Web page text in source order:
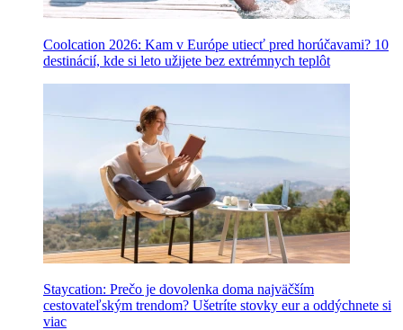
Coolcation 2026: Kam v Európe utiecť pred horúčavami? 10
destinácií, kde si leto užijete bez extrémnych teplôt
Staycation: Prečo je dovolenka doma najväčším
cestovateľským trendom? Ušetríte stovky eur a oddýchnete si
viac